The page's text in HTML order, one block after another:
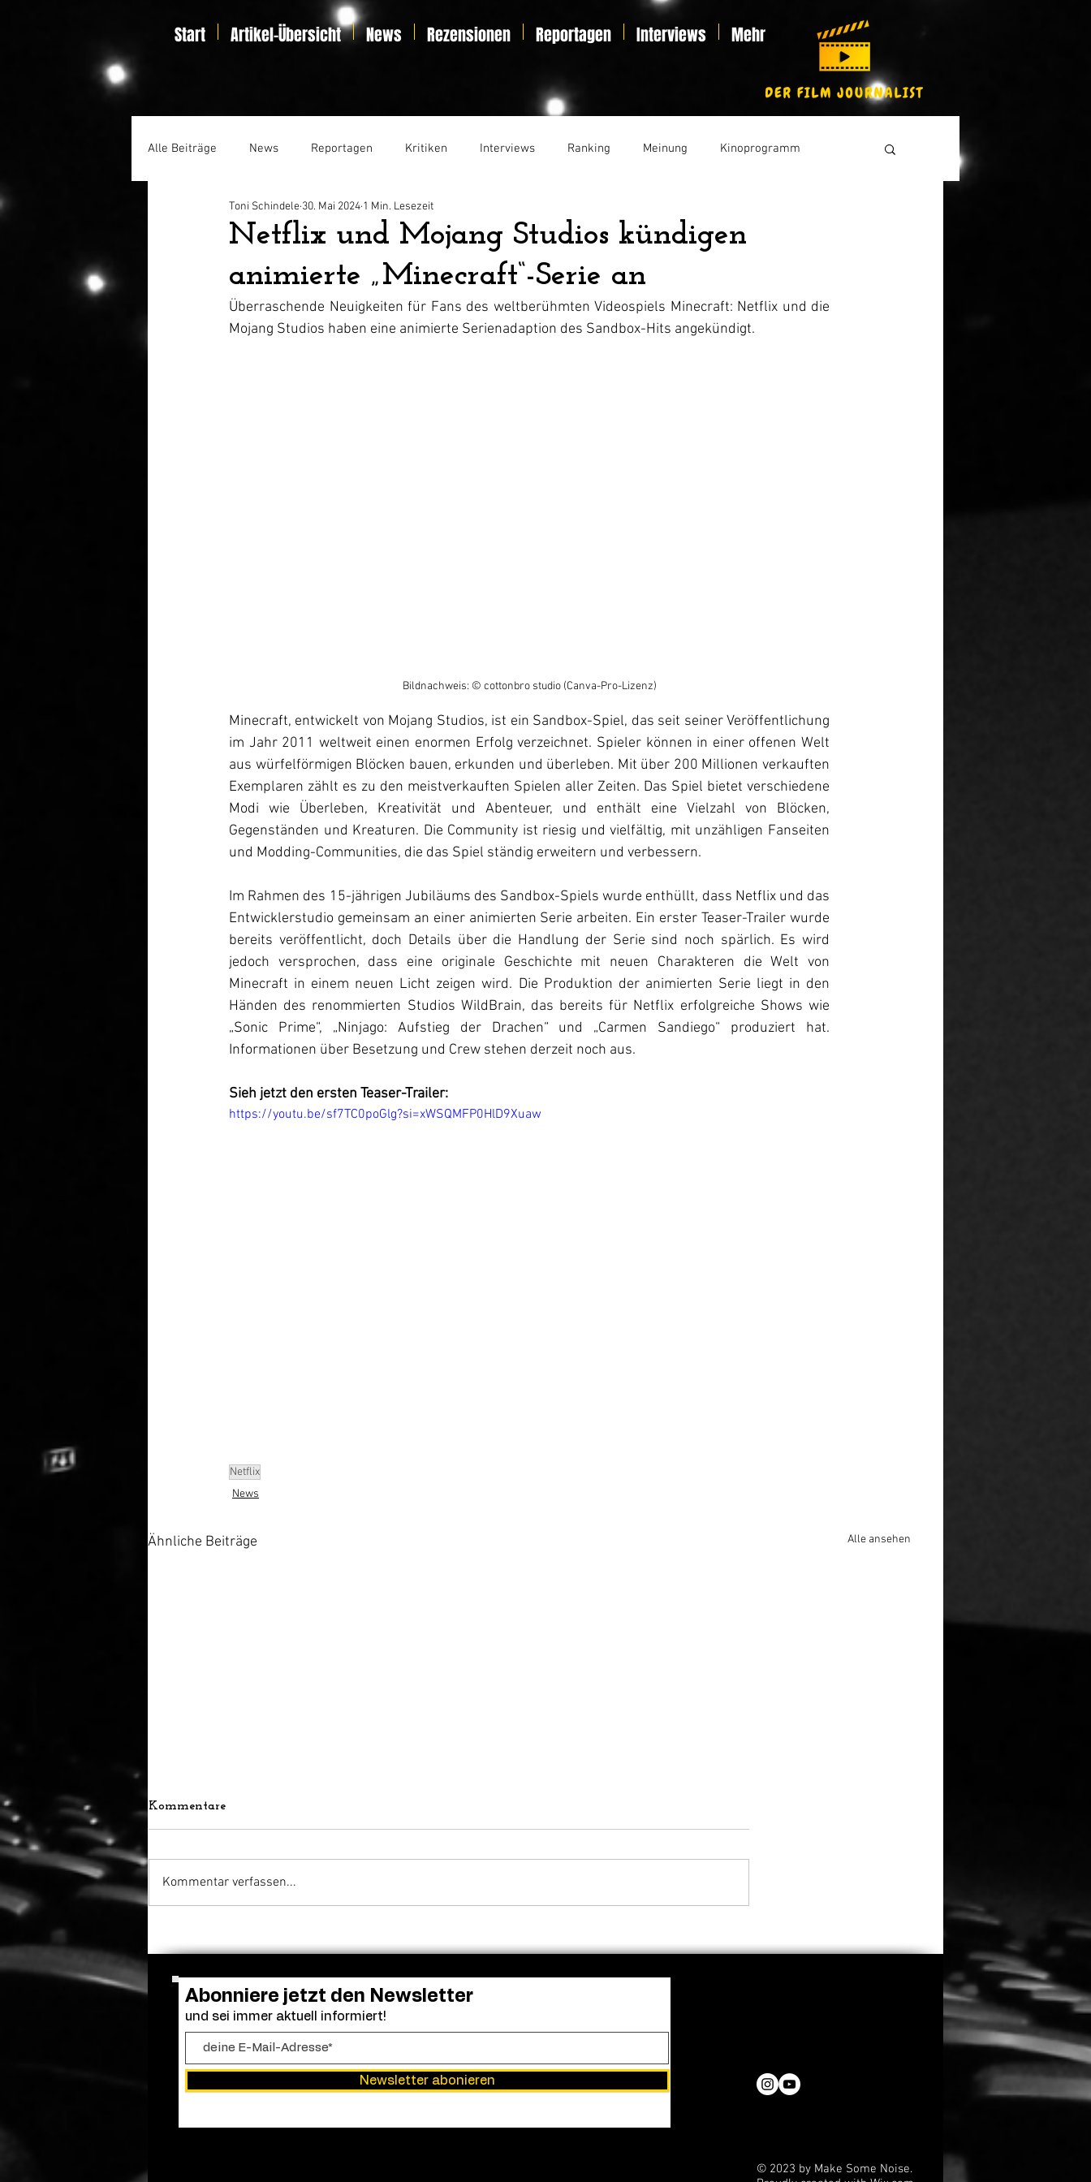
Start Artikel-Übersicht News Rezensionen Reportagen Interviews Mehr
Alle Beiträge News Reportagen Kritiken Interviews Ranking Meinung Kinoprogramm
Home Entertainment Essay
Netflix und Mojang Studios kündigen
animierte „Minecraft“-Serie an
Toni Schindele 30. Mai 2024 1 Min. Lesezeit
Überraschende Neuigkeiten für Fans des weltberühmten Videospiels Minecraft: Netflix und die
Mojang Studios haben eine animierte Serienadaption des Sandbox-Hits angekündigt.
Bildnachweis: © cottonbro studio (Canva-Pro-Lizenz)
Minecraft, entwickelt von Mojang Studios, ist ein Sandbox-Spiel, das seit seiner Veröffentlichung
im Jahr 2011 weltweit einen enormen Erfolg verzeichnet. Spieler können in einer offenen Welt
aus würfelförmigen Blöcken bauen, erkunden und überleben. Mit über 200 Millionen verkauften
Exemplaren zählt es zu den meistverkauften Spielen aller Zeiten. Das Spiel bietet verschiedene
Modi wie Überleben, Kreativität und Abenteuer, und enthält eine Vielzahl von Blöcken,
Gegenständen und Kreaturen. Die Community ist riesig und vielfältig, mit unzähligen Fanseiten
und Modding-Communities, die das Spiel ständig erweitern und verbessern.
Im Rahmen des 15-jährigen Jubiläums des Sandbox-Spiels wurde enthüllt, dass Netflix und das
Entwicklerstudio gemeinsam an einer animierten Serie arbeiten. Ein erster Teaser-Trailer wurde
bereits veröffentlicht, doch Details über die Handlung der Serie sind noch spärlich. Es wird
jedoch versprochen, dass eine originale Geschichte mit neuen Charakteren die Welt von
Minecraft in einem neuen Licht zeigen wird. Die Produktion der animierten Serie liegt in den
Händen des renommierten Studios WildBrain, das bereits für Netflix erfolgreiche Shows wie
„Sonic Prime“, „Ninjago: Aufstieg der Drachen“ und „Carmen Sandiego“ produziert hat.
Informationen über Besetzung und Crew stehen derzeit noch aus.
Sieh jetzt den ersten Teaser-Trailer:
https://youtu.be/sf7TC0poGlg?si=xWSQMFP0HlD9Xuaw
Netflix
News
Ähnliche Beiträge Alle ansehen
Einreichungen: Oscar-
bei den 53. Student Academy
Awards
Darstellung: Eli Roth räumt
Man“ ein
Tragikomödie: Dreharbeiten
Kommentare
Kommentar verfassen...
Abonniere jetzt den Newsletter
und sei immer aktuell informiert!
Newsletter abonieren
© 2023 by Make Some Noise.